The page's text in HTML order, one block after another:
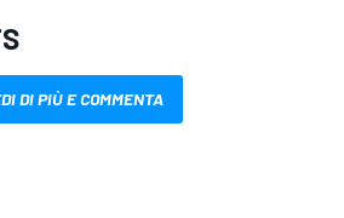
DI PIÙ E COMMENTA